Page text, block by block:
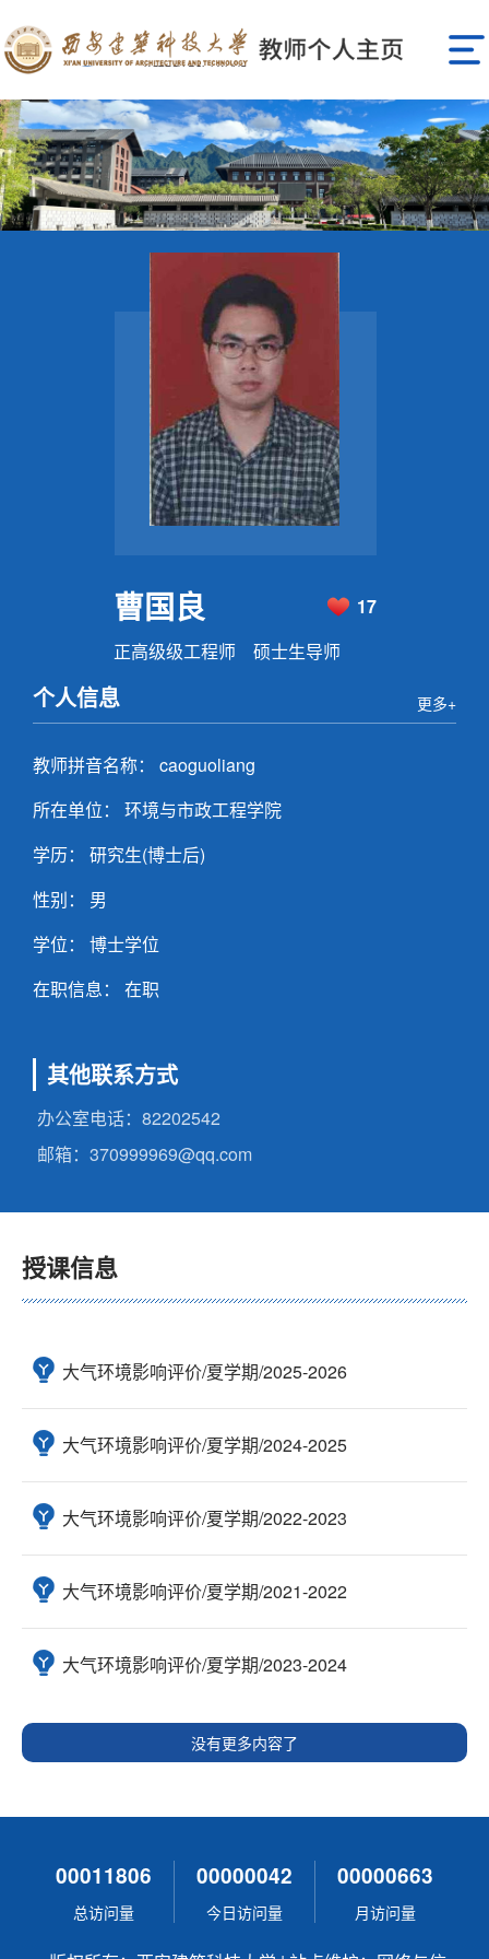
曹国良
17
正高级级工程师 硕士生导师
个人信息 更多+
教师拼音名称： caoguoliang
所在单位： 环境与市政工程学院
学历： 研究生(博士后)
性别： 男
学位： 博士学位
在职信息： 在职
其他联系方式
办公室电话： 82202542
邮箱： 370999969@qq.com
授课信息
大气环境影响评价/夏学期/2025-2026
大气环境影响评价/夏学期/2024-2025
大气环境影响评价/夏学期/2022-2023
大气环境影响评价/夏学期/2021-2022
大气环境影响评价/夏学期/2023-2024
没有更多内容了
00011806
总访问量
00000042
今日访问量
00000663
月访问量